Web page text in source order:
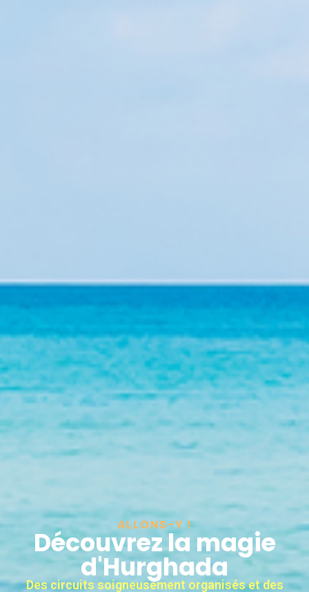
ALLONS-Y !
Découvrez la magie
d'Hurghada
Des circuits soigneusement organisés et des